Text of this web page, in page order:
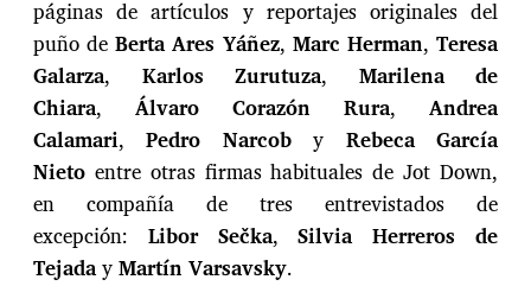
páginas de artículos y reportajes originales del
puño deBerta Ares Yáñez, Marc Herman,Teresa
Galarza, Karlos Zurutuza, Marilena de
Chiara, Álvaro Corazón Rura, Andrea
Calamari,Pedro Narcoby Rebeca García
Nieto entre otras firmas habituales de Jot Down,
en compañía de tres entrevistados de
excepción: Libor Sečka,Silvia Herreros de
TejadayMartín Varsavsky.